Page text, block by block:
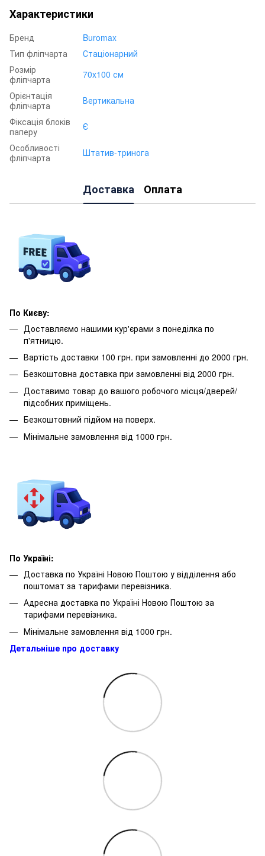
Характеристики
Бренд
Buromax
Тип фліпчарта
Стаціонарний
Розмір
фліпчарта
70х100 см
Орієнтація
фліпчарта
Вертикальна
Фіксація блоків
паперу
Є
Особливості
фліпчарта
Штатив-тринога
Доставка Оплата
По Києву:
Доставляємо нашими кур'єрами з понеділка по
п'ятницю.
Вартість доставки 100 грн. при замовленні до 2000 грн.
Безкоштовна доставка при замовленні від 2000 грн.
Доставимо товар до вашого робочого місця/дверей/
підсобних приміщень.
Безкоштовний підйом на поверх.
Мінімальне замовлення від 1000 грн.
По Україні:
Доставка по Україні Новою Поштою у відділення або
поштомат за тарифами перевізника.
Адресна доставка по Україні Новою Поштою за
тарифами перевізника.
Мінімальне замовлення від 1000 грн.
Детальніше про доставку